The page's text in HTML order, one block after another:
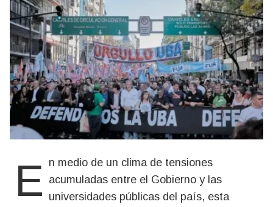
En medio de un clima de tensiones acumuladas entre el Gobierno y las
universidades públicas del país, esta